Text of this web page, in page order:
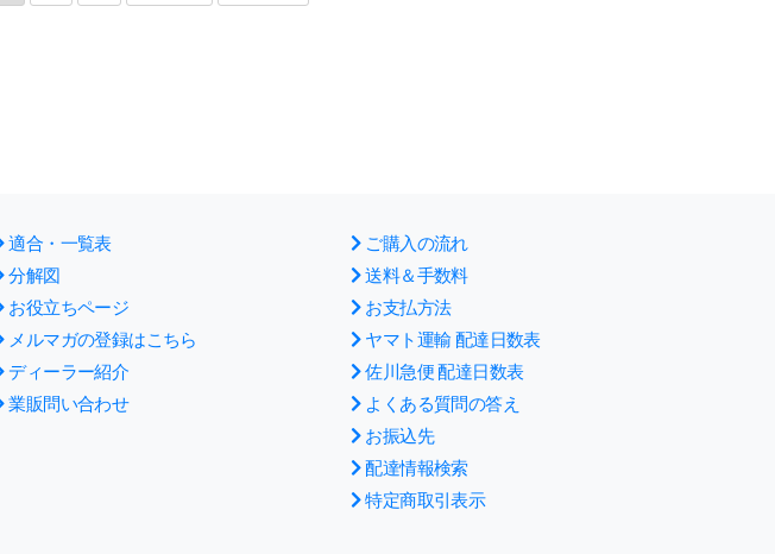
適合・一覧表
分解図
お役立ちページ
メルマガの登録はこちら
ディーラー紹介
業販問い合わせ
ご購入の流れ
送料＆手数料
お支払方法
ヤマト運輸 配達日数表
佐川急便 配達日数表
よくある質問の答え
お振込先
配達情報検索
特定商取引表示